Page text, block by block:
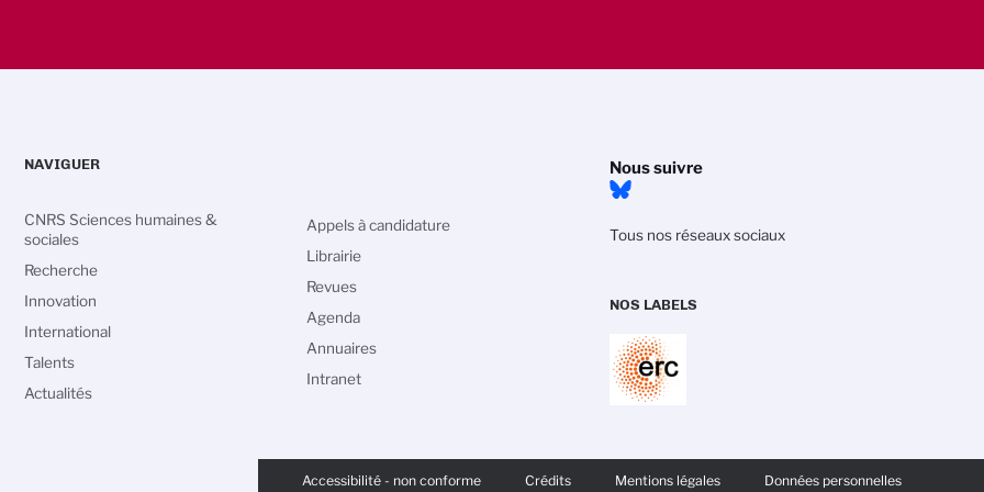
Nous suivre
Tous nos réseaux sociaux
NOS LABELS
Accessibilité - non conforme Crédits Mentions légales Données personnelles
NAVIGUER
CNRS Sciences humaines &
sociales
Recherche
Innovation
International
Talents
Actualités
Appels à candidature
Librairie
Revues
Agenda
Annuaires
Intranet
de confidentialité, en garantissant la conformité avec les réglementations. Personnalisez vos préférences